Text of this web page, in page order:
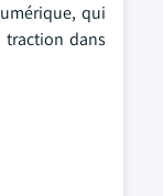
qui
dans